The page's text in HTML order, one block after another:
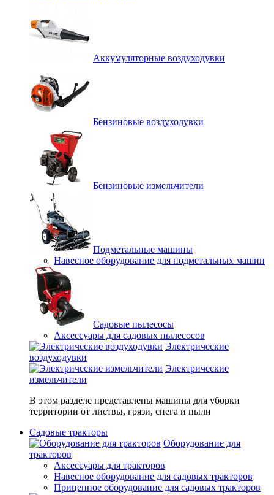
Аккумуляторные воздуходувки
Бензиновые воздуходувки
Бензиновые измельчители
Подметальные машины
Навесное оборудование для подметальных машин
Садовые пылесосы
Аксессуары для садовых пылесосов
Электрические
воздуходувки
Электрические
измельчители
В этом разделе представлены машины для уборки
территории от листвы, грязи, снега и пыли
Садовые тракторы
Оборудование для
тракторов
Аксессуары для тракторов
Навесное оборудование для садовых тракторов
Прицепное оборудование для садовых тракторов